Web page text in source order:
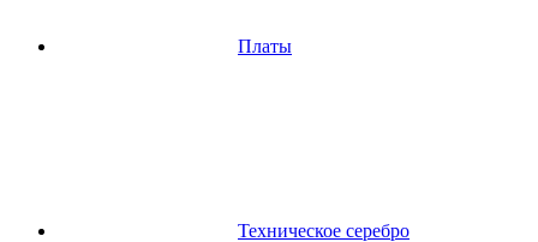
Платы
Техническое серебро